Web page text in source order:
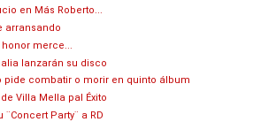
en Más Roberto...
arransando
merce...
lanzarán su disco
pide combatir o morir en quinto álbum
Villa Mella pal Éxito
¨Concert Party¨ a RD